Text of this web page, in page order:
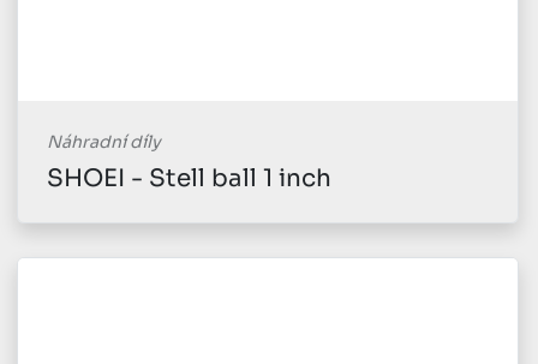
Náhradní díly
SHOEI - Stell ball 1 inch